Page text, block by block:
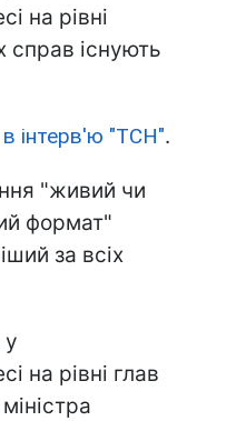
на рівні
справ існують
інтерв'ю "ТСН".
"живий чи
формат"
за всіх
на рівні глав